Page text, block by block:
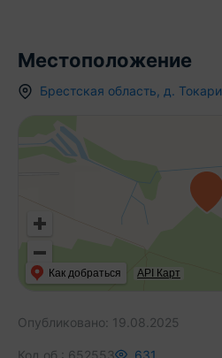
Местоположение
Брестская область д. Токари
Как добраться API Карт
Опубликовано: 19.08.2025